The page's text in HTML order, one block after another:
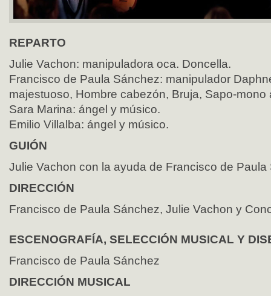
REPARTO
Julie Vachon: manipuladora oca. Doncella.
Francisco de Paula Sánchez: manipulador
majestuoso, Hombre cabezón, Bruja, Sapo-mono
Sara Marina: ángel y músico.
Emilio Villalba: ángel y músico.
GUIÓN
Julie Vachon con la ayuda de Francisco de Paula
DIRECCIÓN
Francisco de Paula Sánchez, Julie Vachon y
ESCENOGRAFÍA, SELECCIÓN MUSICAL Y
Francisco de Paula Sánchez
DIRECCIÓN MUSICAL